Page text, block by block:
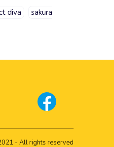
diva
sakura
- All rights reserved